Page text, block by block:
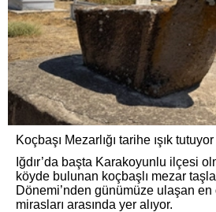
Koçbaşı Mezarlığı tarihe ışık tutuyor
Iğdır’da başta Karakoyunlu ilçesi
köyde bulunan koçbaşlı mezar
Dönemi’nden günümüze ulaşan
mirasları arasında yer alıyor.